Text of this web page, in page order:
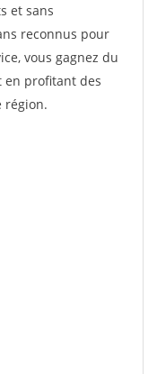
et sans
reconnus pour
vous gagnez du
en profitant des
région.